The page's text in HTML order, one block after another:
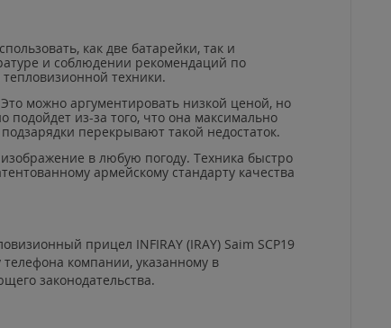
как две батарейки, так и
и соблюдении рекомендаций по
техники.
можно аргументировать низкой ценой, но
подойдет из-за того, что она максимально
перекрывают такой недостаток.
в любую погоду. Техника быстро
армейскому стандарту качества
прицел INFIRAY (IRAY) Saim SCP19
компании, указанному в
законодательства.